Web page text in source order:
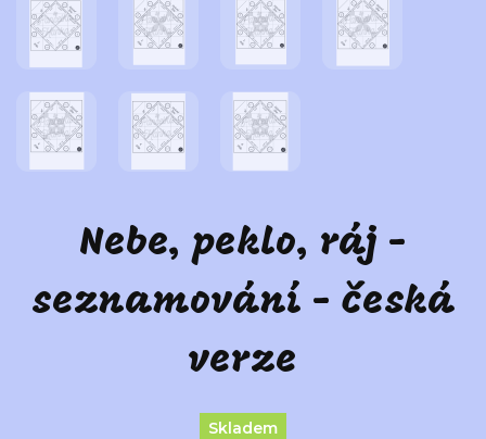
Nebe, peklo, ráj -
seznamování - česká
verze
Skladem